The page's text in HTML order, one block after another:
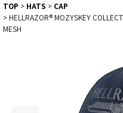
TOP > HATS > CAP
>HELLRAZOR®︎ MOZYSKEY
MESH